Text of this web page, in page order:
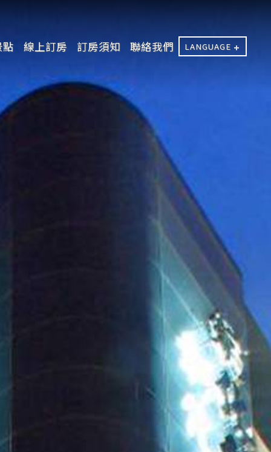
點 線上訂房 訂房須知 聯絡我們 LANGUAGE